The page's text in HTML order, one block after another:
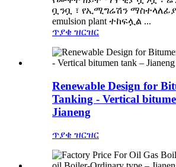
ቧንቧ ፣ የኢሚግሬሽን ማስተላለፊያ
emulsion plant ተከፍሏል ...
ጥያቄ ዝርዝር
Renewable Design for
Tanking - Vertical
Jianeng
ጥያቄ ዝርዝር